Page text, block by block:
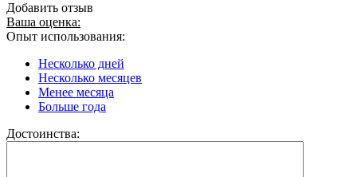
Добавить отзыв
Ваша оценка:
Опыт использования:
Несколько дней
Несколько месяцев
Менее месяца
Больше года
Достоинства: